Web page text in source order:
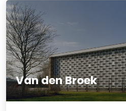
Van den Broek